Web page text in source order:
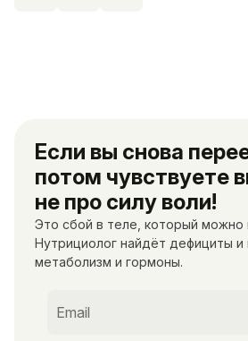
Если вы снова
потом чувствуете
не про силу воли!
Это сбой в теле, который можно
Нутрициолог найдёт дефициты и
метаболизм и гормоны.